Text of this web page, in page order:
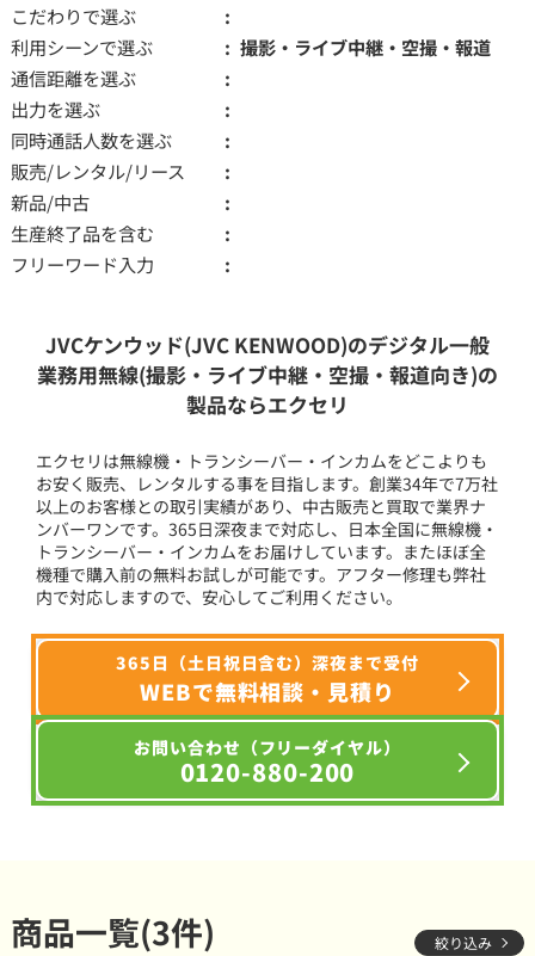
こだわりで選ぶ
利用シーンで選ぶ
撮影・ライブ中継・空撮・報道
通信距離を選ぶ
出力を選ぶ
同時通話人数を選ぶ
販売/レンタル/リース
新品/中古
生産終了品を含む
フリーワード入力
JVCケンウッド(JVC KENWOOD)のデジタル一般
業務用無線(撮影・ライブ中継・空撮・報道向き)の
製品ならエクセリ
エクセリは無線機・トランシーバー・インカムをどこよりも
お安く販売、レンタルする事を目指します。創業34年で7万社
以上のお客様との取引実績があり、中古販売と買取で業界ナ
ンバーワンです。365日深夜まで対応し、日本全国に無線機・
トランシーバー・インカムをお届けしています。またほぼ全
機種で購入前の無料お試しが可能です。アフター修理も弊社
内で対応しますので、安心してご利用ください。
365日（土日祝日含む）深夜まで受付
WEBで無料相談・見積り
お問い合わせ（フリーダイヤル）
0120-880-200
商品一覧(3件) 絞り込み